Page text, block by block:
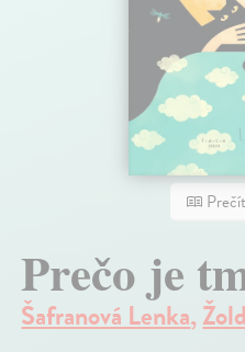
Prečo je
Šafranová Lenka,